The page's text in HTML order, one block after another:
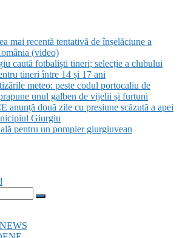
mai recentă tentativă de înșelăciune a
(video)
caută fotbaliști tineri; selecție a clubului
tineri între 14 și 17 ani
meteo: peste codul portocaliu de
unul galben de vijelii și furtuni
anunță două zile cu presiune scăzută a apei
Giurgiu
pentru un pompier giurgiuvean